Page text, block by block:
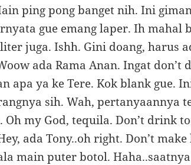
ping pong banget nih. Ini
gue emang laper. Ih mahal
juga. Ishh. Gini doang, harus
ada Rama Anan. Ingat don’t
apa ya ke Tere. Kok blank gue.
sih. Wah, pertanyaannya
Oh my God, tequila. Don’t drink
ada Tony..oh right. Don’t make
main puter botol.